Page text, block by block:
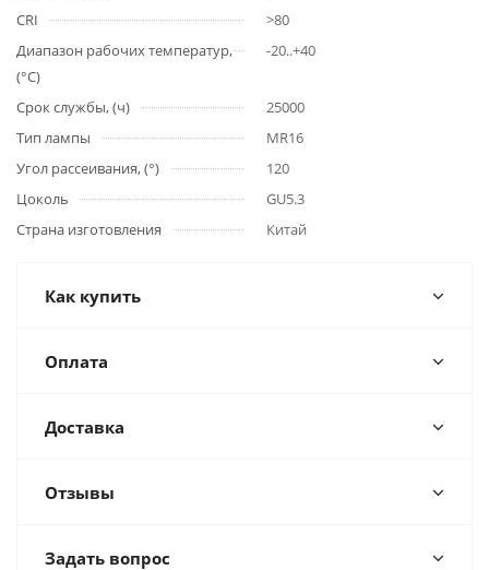
CRI
>80
Диапазон рабочих температур,
(°С)
-20..+40
Срок службы, (ч)
25000
Тип лампы
MR16
Угол рассеивания, (°)
120
Цоколь
GU5.3
Страна изготовления
Китай
Как купить
Оплата
Доставка
Отзывы
Задать вопрос